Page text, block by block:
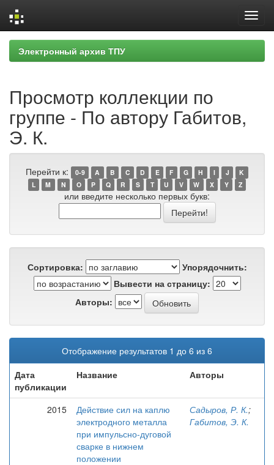
Skip
navigation
Электронный архив ТПУ
Просмотр коллекции по
группе - По автору Габитов,
Э. К.
Перейти к: 0-9 A B C D E F G H I J
K
L
M N O P Q R S T U V W X Y Z
или введите несколько первых букв:
Сортировка:
Упорядочнить:
Вывести на страницу:
Авторы:
Отображение результатов 1 до 6 из 6
Дата
публикации
Название Авторы
2015
Действие сил на каплю
электродного металла
при импульсно-дуговой
сварке в нижнем
положении
Садыров, Р. К.;
Габитов, Э. К.